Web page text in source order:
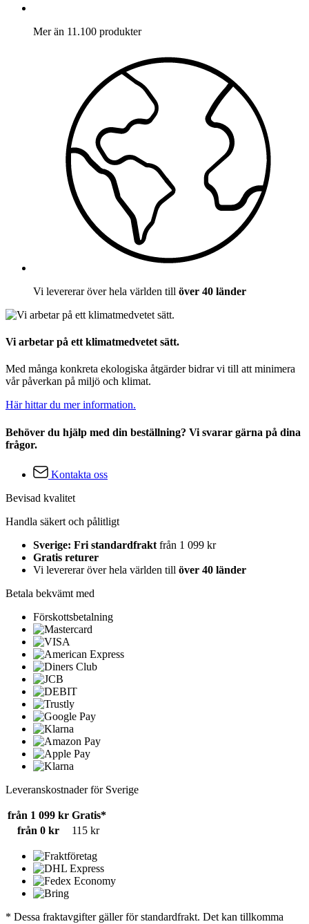
Mer än 11.100 produkter
Vi levererar över hela världen till över 40 länder
Vi arbetar på ett klimatmedvetet sätt.
Med många konkreta ekologiska åtgärder bidrar vi till att minimera
vår påverkan på miljö och klimat.
Här hittar du mer information.
Behöver du hjälp med din beställning? Vi svarar gärna på dina
frågor.
Kontakta oss
Bevisad kvalitet
Handla säkert och pålitligt
Sverige: Fri standardfrakt från 1 099 kr
Gratis returer
Vi levererar över hela världen till över 40 länder
Betala bekvämt med
Förskottsbetalning
Leveranskostnader för Sverige
från 1 099 kr Gratis*
från 0 kr
115 kr
* Dessa fraktavgifter gäller för standardfrakt. Det kan tillkomma